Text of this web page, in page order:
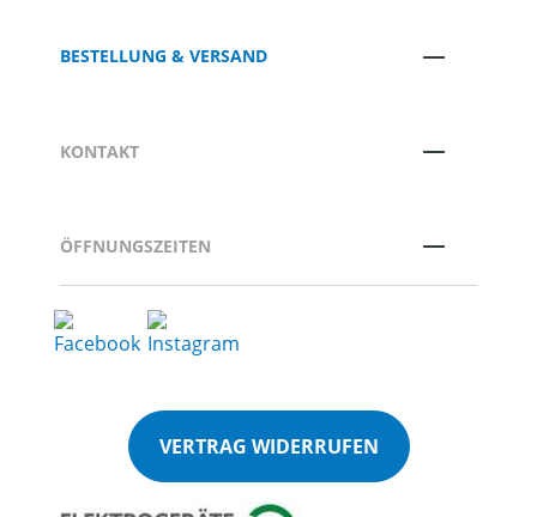
BESTELLUNG & VERSAND
KONTAKT
ÖFFNUNGSZEITEN
VERTRAG WIDERRUFEN